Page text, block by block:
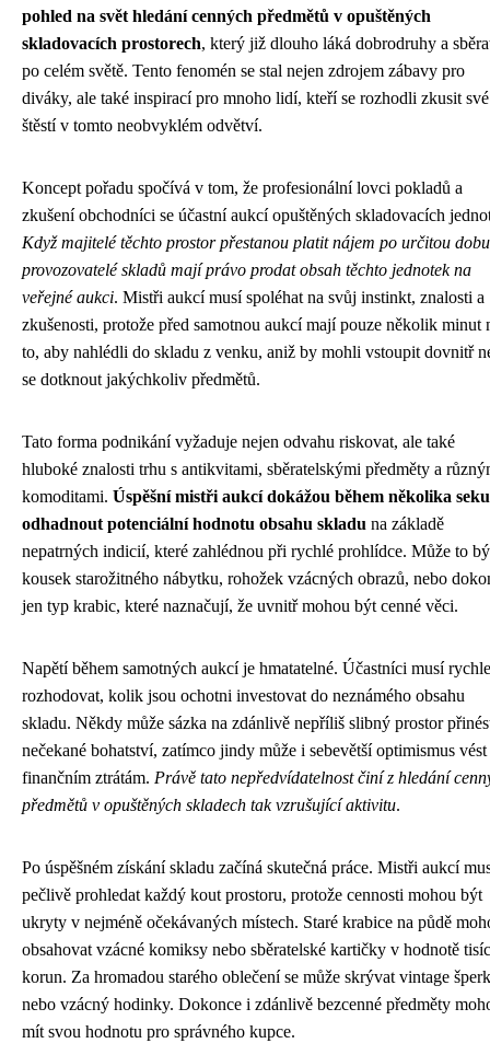
pohled na svět hledání cenných předmětů v opuštěných
skladovacích prostorech, který již dlouho láká dobrodruhy a
po celém světě. Tento fenomén se stal nejen zdrojem zábavy pro
diváky, ale také inspirací pro mnoho lidí, kteří se rozhodli zkusit své
štěstí v tomto neobvyklém odvětví.
Koncept pořadu spočívá v tom, že profesionální lovci pokladů a
zkušení obchodníci se účastní aukcí opuštěných skladovacích
Když majitelé těchto prostor přestanou platit nájem po určitou
provozovatelé skladů mají právo prodat obsah těchto jednotek na
veřejné aukci. Mistři aukcí musí spoléhat na svůj instinkt, znalosti a
zkušenosti, protože před samotnou aukcí mají pouze několik minut
to, aby nahlédli do skladu z venku, aniž by mohli vstoupit dovnitř
se dotknout jakýchkoliv předmětů.
Tato forma podnikání vyžaduje nejen odvahu riskovat, ale také
hluboké znalosti trhu s antikvitami, sběratelskými předměty a
komoditami. Úspěšní mistři aukcí dokážou během několika
odhadnout potenciální hodnotu obsahu skladu na základě
nepatrných indicií, které zahlédnou při rychlé prohlídce. Může to
kousek starožitného nábytku, rohožek vzácných obrazů, nebo
jen typ krabic, které naznačují, že uvnitř mohou být cenné věci.
Napětí během samotných aukcí je hmatatelné. Účastníci musí rychle
rozhodovat, kolik jsou ochotni investovat do neznámého obsahu
skladu. Někdy může sázka na zdánlivě nepříliš slibný prostor
nečekané bohatství, zatímco jindy může i sebevětší optimismus
finančním ztrátám. Právě tato nepředvídatelnost činí z hledání
předmětů v opuštěných skladech tak vzrušující aktivitu.
Po úspěšném získání skladu začíná skutečná práce. Mistři aukcí
pečlivě prohledat každý kout prostoru, protože cennosti mohou být
ukryty v nejméně očekávaných místech. Staré krabice na půdě
obsahovat vzácné komiksy nebo sběratelské kartičky v hodnotě
korun. Za hromadou starého oblečení se může skrývat vintage šperk
nebo vzácný hodinky. Dokonce i zdánlivě bezcenné předměty
mít svou hodnotu pro správného kupce.